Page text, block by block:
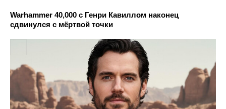
Warhammer 40,000 с Генри Кавиллом наконец
сдвинулся с мёртвой точки